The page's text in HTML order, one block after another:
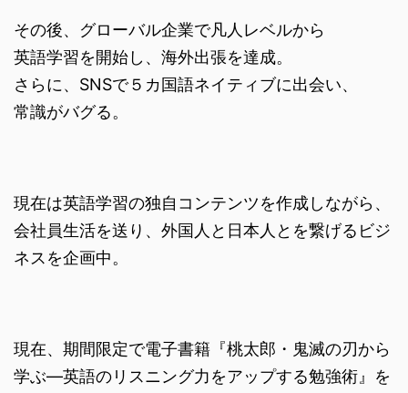
その後、グローバル企業で凡人レベルから
英語学習を開始し、海外出張を達成。
さらに、SNSで５カ国語ネイティブに出会い、
常識がバグる。
現在は英語学習の独自コンテンツを作成しながら、
会社員生活を送り、外国人と日本人とを繋げるビジ
ネスを企画中。
現在、期間限定で電子書籍『桃太郎・鬼滅の刃から
学ぶ―英語のリスニング力をアップする勉強術』を